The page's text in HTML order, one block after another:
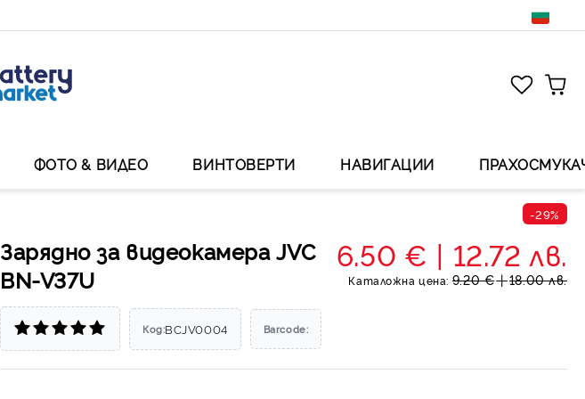
ФОТО & ВИДЕО ВИНТОВЕРТИ НАВИГАЦИИ
Зарядно за видеокамера JVC
BN-V37U
-29%
6.50 € 12.72 лв.
Каталожна цена: 9.20 € 18.00 лв.
Код:BCJV0004 Barcode: